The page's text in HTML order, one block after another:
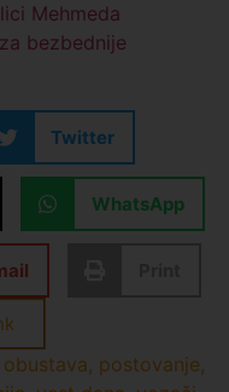
Mehmeda
bezbednije
Twitter
WhatsApp
obustava, postovanje,